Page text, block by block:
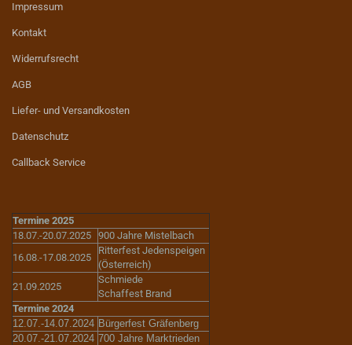
Impressum
Kontakt
Widerrufsrecht
AGB
Liefer- und Versandkosten
Datenschutz
Callback Service
Termine 2025
18.07.-20.07.2025 900 Jahre Mistelbach
16.08.-17.08.2025
Ritterfest Jedenspeigen
(Österreich)
21.09.2025
Schmiede
Schaffest Brand
Termine 2024
12.07.-14.07.2024 Bürgerfest Gräfenberg
20.07.-21.07.2024 700 Jahre Marktrieden